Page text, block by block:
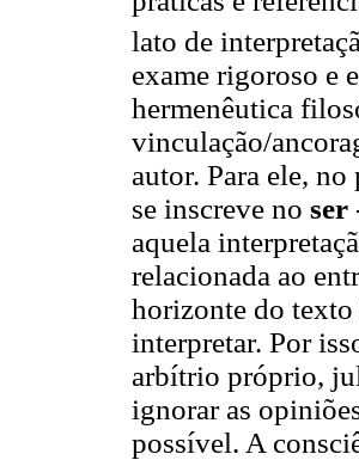
lato de
exame rigoroso e
hermenêutica
vinculação/
autor. Para ele,
se inscreve no ser
aquela
relacionada ao
horizonte do
interpretar. Por
arbítrio próprio,
ignorar as
possível. A